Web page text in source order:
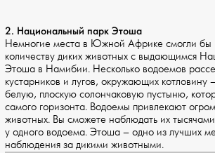
2. Национальный парк Этоша
Немногие места в Южной Африке смогли бы
количеству диких животных с выдающимся
Этоша в Намибии. Несколько водоемов
кустарников и лугов, окружающих котловину
белую, плоскую солончаковую пустыню,
самого горизонта. Водоемы привлекают
животных. Вы сможете наблюдать их
у одного водоема. Этоша – одно из лучших
наблюдения за дикими животными.